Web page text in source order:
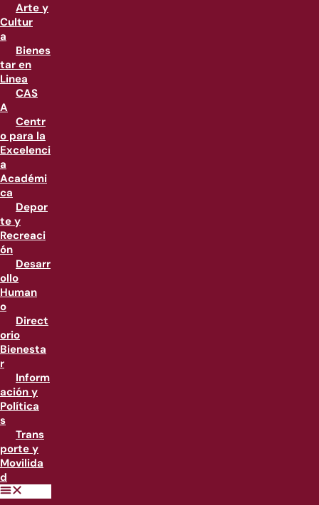
Arte y
Cultur
a
Bienes
tar en
Linea
CAS
A
Centr
o para la
Excelenci
a
Académi
ca
Depor
te y
Recreaci
ón
Desarr
ollo
Human
o
Direct
orio
Bienesta
r
Inform
ación y
Política
s
Trans
porte y
Movilida
d